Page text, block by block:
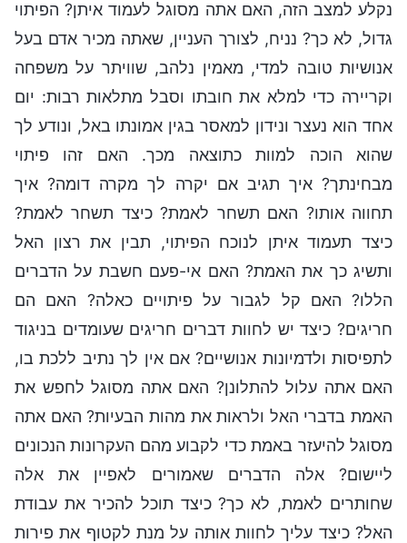
נקלע למצב הזה, האם אתה מסוגל לעמוד איתן? הפיתוי
גדול, לא כך? נניח, לצורך העניין, שאתה מכיר אדם בעל
אנושיות טובה למדי, מאמין נלהב, שוויתר על משפחה
וקריירה כדי למלא את חובתו וסבל מתלאות רבות: יום
אחד הוא נעצר ונידון למאסר בגין אמונתו באל, ונודע לך
שהוא הוכה למוות כתוצאה מכך. האם זהו פיתוי
מבחינתך? איך תגיב אם יקרה לך מקרה דומה? איך
תחווה אותו? האם תשחר לאמת? כיצד תשחר לאמת?
כיצד תעמוד איתן לנוכח הפיתוי, תבין את רצון האל
ותשיג כך את האמת? האם אי-פעם חשבת על הדברים
הללו? האם קל לגבור על פיתויים כאלה? האם הם
חריגים? כיצד יש לחוות דברים חריגים שעומדים בניגוד
לתפיסות ולדמיונות אנושיים? אם אין לך נתיב ללכת בו,
האם אתה עלול להתלונן? האם אתה מסוגל לחפש את
האמת בדברי האל ולראות את מהות הבעיות? האם אתה
מסוגל להיעזר באמת כדי לקבוע מהם העקרונות הנכונים
ליישום? אלה הדברים שאמורים לאפיין את אלה
שחותרים לאמת, לא כך? כיצד תוכל להכיר את עבודת
האל? כיצד עליך לחוות אותה על מנת לקטוף את פירות